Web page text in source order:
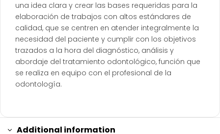
una idea clara y crear las bases requeridas para la
elaboración de trabajos con altos estándares de
calidad, que se centren en atender integralmente la
necesidad del paciente y cumplir con los objetivos
trazados a la hora del diagnóstico, análisis y
abordaje del tratamiento odontológico, función que
se realiza en equipo con el profesional de la
odontología.
Additional information